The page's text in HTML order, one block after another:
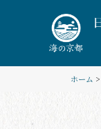
ホーム >